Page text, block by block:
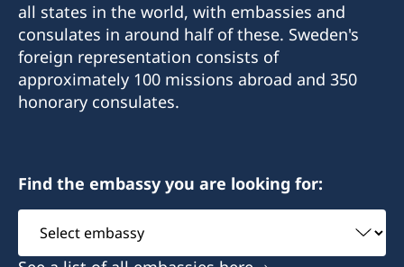
all states in the world, with embassies and
consulates in around half of these. Sweden's
foreign representation consists of
approximately 100 missions abroad and 350
honorary consulates.
Find the embassy you are looking for:
Select
embassy